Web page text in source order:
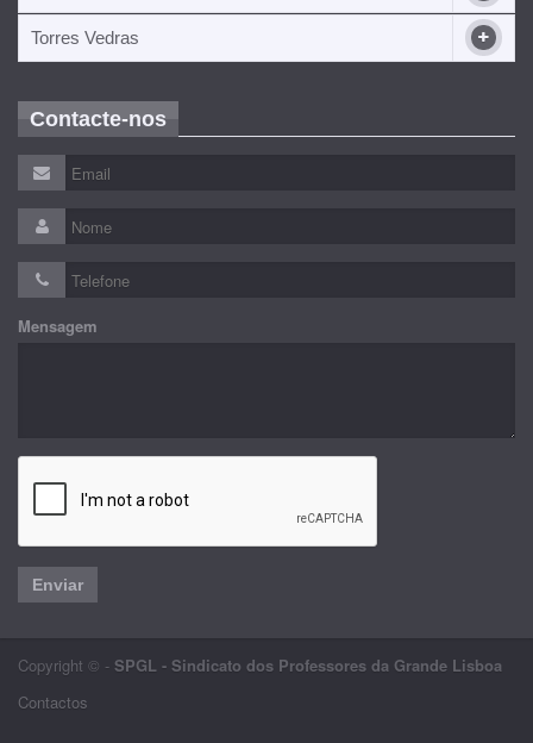
Torres Vedras
Contacte-nos
Mensagem
Enviar
Copyright © - SPGL - Sindicato dos Professores da Grande Lisboa
Contactos